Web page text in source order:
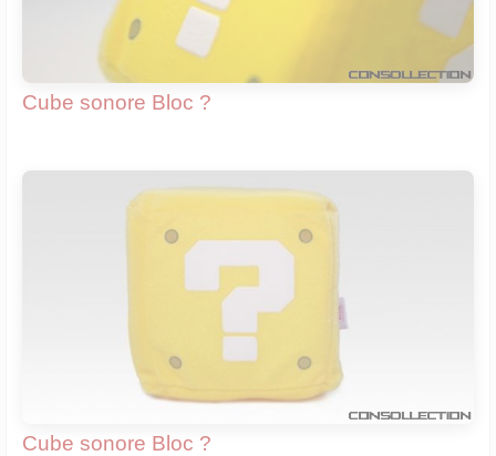
Cube sonore Bloc ?
Cube sonore Bloc ?